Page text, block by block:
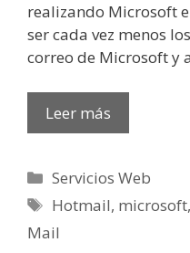
realizando Microsoft
ser cada vez menos
correo de Microsoft y
Leer más
Categorías
Servicios Web
Etiquetas
Hotmail, microsoft
Mail